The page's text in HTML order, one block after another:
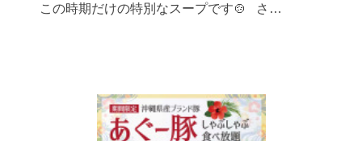
この時期だけの特別なスープです🍲 さ…